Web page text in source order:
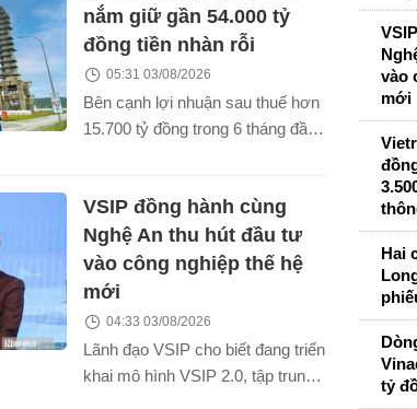
năm.
nắm giữ gần 54.000 tỷ
đồng tiền nhàn rỗi
05:31 03/08/2026
Bên cạnh lợi nhuận sau thuế hơn
15.700 tỷ đồng trong 6 tháng đầu
và tiền gửi ngân hàng, mang về
hơn 1.000 tỷ đồng lãi tiền gửi.
VSIP đồng hành cùng
Nghệ An thu hút đầu tư
vào công nghiệp thế hệ
mới
04:33 03/08/2026
Lãnh đạo VSIP cho biết đang triển
khai mô hình VSIP 2.0, tập trung
vào
mới
Hai
tỷ